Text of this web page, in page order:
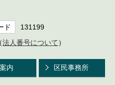
ド 131199
法人番号について ）
内 区民事務所